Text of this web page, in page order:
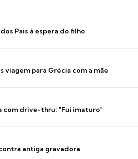
Pais à espera do filho
viagem para Grécia com a mãe
com drive-thru: "Fui imaturo"
antiga gravadora